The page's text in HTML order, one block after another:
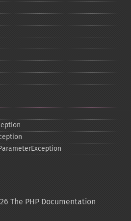
The PHP Documentation